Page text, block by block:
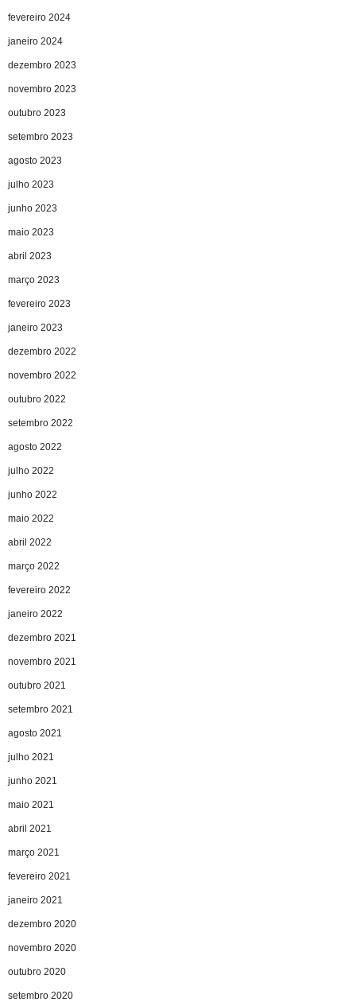
fevereiro 2024
janeiro 2024
dezembro 2023
novembro 2023
outubro 2023
setembro 2023
agosto 2023
julho 2023
junho 2023
maio 2023
abril 2023
março 2023
fevereiro 2023
janeiro 2023
dezembro 2022
novembro 2022
outubro 2022
setembro 2022
agosto 2022
julho 2022
junho 2022
maio 2022
abril 2022
março 2022
fevereiro 2022
janeiro 2022
dezembro 2021
novembro 2021
outubro 2021
setembro 2021
agosto 2021
julho 2021
junho 2021
maio 2021
abril 2021
março 2021
fevereiro 2021
janeiro 2021
dezembro 2020
novembro 2020
outubro 2020
setembro 2020